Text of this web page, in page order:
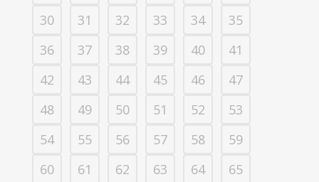
30
31 32 33 34
35
36
37 38 39 40
41
42
43 44 45 46
47
48
49 50 51 52
53
54
55 56 57 58
59
60
61 62 63 64
65